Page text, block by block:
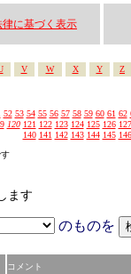
律に基づく表示
V W X Y Z
52 53 54 55 56 57 58 59 60 61 62
120 121 122 123 124 125 126 127
140 141 142 143 144 145 146
ます
のものを
コメント